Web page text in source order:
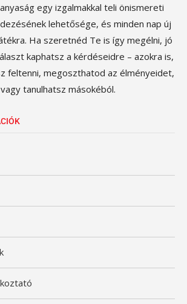
egy izgalmakkal teli önismereti
lehetősége, és minden nap új
Ha szeretnéd Te is így megélni, jó
kaphatsz a kérdéseidre – azokra is,
feltenni, megoszthatod az élményeidet,
tanulhatsz másokéból.